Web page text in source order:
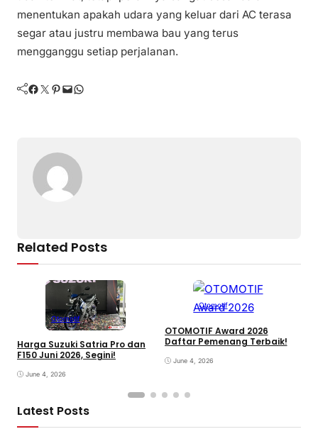
menentukan apakah udara yang keluar dari AC terasa
segar atau justru membawa bau yang terus
mengganggu setiap perjalanan.
Facebook Twitter Pinterest Mail WhatsApp
Related Posts
Otomotif
Harga Suzuki Satria Pro dan
F150 Juni 2026, Segini!
June 4, 2026
Otomotif
OTOMOTIF Award 2026
Daftar Pemenang Terbaik!
June 4, 2026
Latest Posts